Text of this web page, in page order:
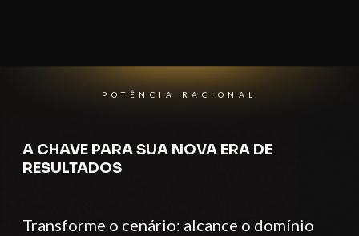
POTÊNCIA RACIONAL
A CHAVE PARA SUA NOVA ERA DE
RESULTADOS
Transforme o cenário: alcance o domínio